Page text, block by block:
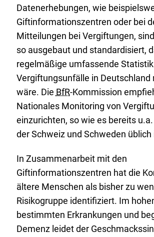
Datenerhebungen, wie
Giftinformationszentren oder bei
Mitteilungen bei Vergiftungen,
so ausgebaut und standardisiert,
regelmäßige umfassende
Vergiftungsunfälle in Deutschland
wäre. Die BfR-Kommission
Nationales Monitoring von
einzurichten, so wie es bereits u.a.
der Schweiz und Schweden üblich
In Zusammenarbeit mit den
Giftinformationszentren hat die
ältere Menschen als bisher zu
Risikogruppe identifiziert. Im
bestimmten Erkrankungen und
Demenz leidet der